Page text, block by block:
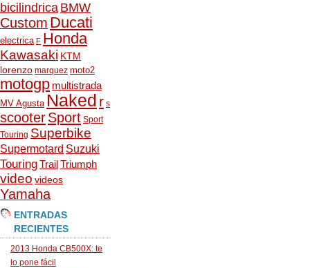
bicilindrica BMW
Custom Ducati
electrica F Honda
Kawasaki KTM
lorenzo marquez moto2
motogp multistrada
MV Agusta Naked r s
scooterSport Sport
Touring Superbike
Supermotard Suzuki
TouringTrailTriumph
video videos
Yamaha
ENTRADAS
RECIENTES
2013 Honda CB500X: te
lo pone fácil